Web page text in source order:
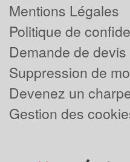
Mentions Légales
Politique de
Demande de
Suppression de
Devenez un
Gestion des